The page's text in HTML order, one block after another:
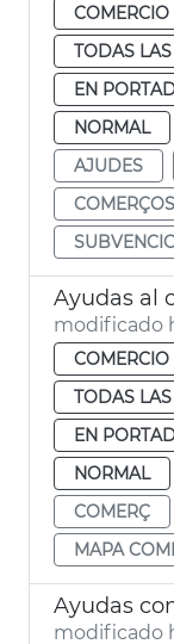
COMERCIO
TODAS
EN
NORMAL
AJUDES
COMERÇOS
Ayudas al
modificado
COMERCIO
TODAS
EN
NORMAL
COMERÇ
MAPA
Ayudas
modificado